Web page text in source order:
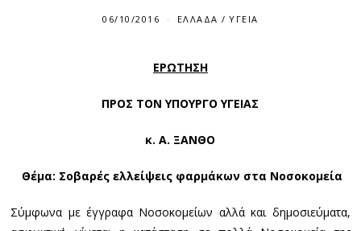
06/10/2016 ΕΛΛΆΔΑ / ΥΓΕΊΑ
ΕΡΩΤΗΣΗ
ΠΡΟΣ ΤΟΝ ΥΠΟΥΡΓΟ ΥΓΕΙΑΣ
κ. Α. ΞΑΝΘΟ
Θέμα: Σοβαρές ελλείψεις φαρμάκων στα Νοσοκομεία
Σύμφωνα με έγγραφα Νοσοκομείων αλλά και δημοσιεύματα,